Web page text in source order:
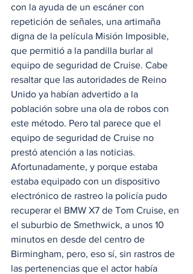
con la ayuda de un escáner con
repetición de señales, una artimaña
digna de la película Misión Imposible,
que permitió a la pandilla burlar al
equipo de seguridad de Cruise. Cabe
resaltar que las autoridades de Reino
Unido ya habían advertido a la
población sobre una ola de robos con
este método. Pero tal parece que el
equipo de seguridad de Cruise no
prestó atención a las noticias.
Afortunadamente, y porque estaba
estaba equipado con un dispositivo
electrónico de rastreo la policía pudo
recuperar el BMW X7 de Tom Cruise, en
el suburbio de Smethwick, a unos 10
minutos en desde del centro de
Birmingham, pero, eso sí, sin rastros de
las pertenencias que el actor había